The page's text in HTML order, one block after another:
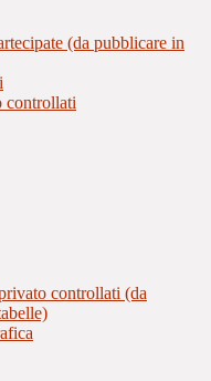
(da pubblicare in
controllati
controllati (da